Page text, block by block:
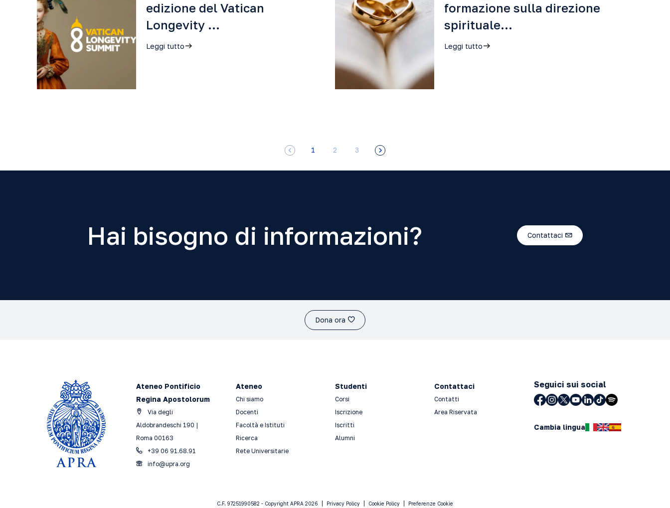
edizione del Vatican
Longevity …
Leggi tutto
formazione sulla direzione
spirituale…
Leggi tutto
1 2 3
Hai bisogno di informazioni? Contattaci
Dona ora
Ateneo Pontificio
Regina Apostolorum
Via degli
Aldobrandeschi 190 |
Roma 00163
+39 06 91.68.91
info@upra.org
Ateneo
Chi siamo
Docenti
Facoltà e Istituti
Ricerca
Rete Universitarie
Studenti
Corsi
Iscrizione
Iscritti
Alumni
Contattaci
Contatti
Area Riservata
Seguici sui social
Cambia lingua
C.F. 97251990582 - Copyright APRA 2026 Privacy Policy Cookie Policy Preferenze Cookie